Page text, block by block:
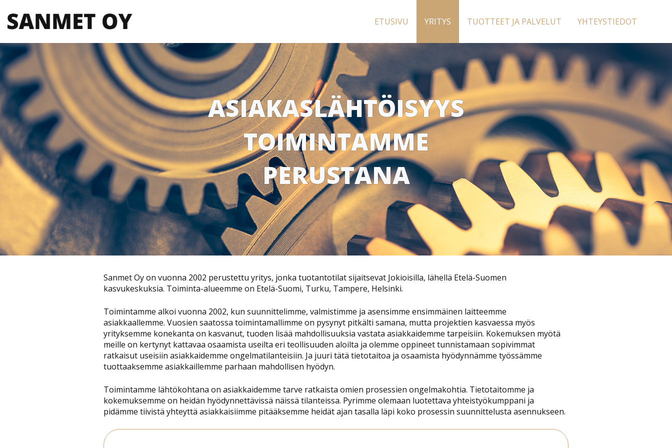
sisältöön
Sanmet
Oy
ETUSIVU YRITYS TUOTTEET JA PALVELUT YHTEYSTIEDOT
ASIAKASLÄHTÖISYYS
TOIMINTAMME
PERUSTANA
Sanmet Oy on vuonna 2002 perustettu yritys, jonka tuotantotilat sijaitsevat Jokioisilla, lähellä Etelä-Suomen
kasvukeskuksia. Toiminta-alueemme on Etelä-Suomi, Turku, Tampere, Helsinki.
Toimintamme alkoi vuonna 2002, kun suunnittelimme, valmistimme ja asensimme ensimmäinen laitteemme
asiakkaallemme. Vuosien saatossa toimintamallimme on pysynyt pitkälti samana, mutta projektien kasvaessa myös
yrityksemme konekanta on kasvanut, tuoden lisää mahdollisuuksia vastata asiakkaidemme tarpeisiin. Kokemuksen myötä
meille on kertynyt kattavaa osaamista useilta eri teollisuuden aloilta ja olemme oppineet tunnistamaan sopivimmat
ratkaisut useisiin asiakkaidemme ongelmatilanteisiin. Ja juuri tätä tietotaitoa ja osaamista hyödynnämme työssämme
tuottaaksemme asiakkaillemme parhaan mahdollisen hyödyn.
Toimintamme lähtökohtana on asiakkaidemme tarve ratkaista omien prosessien ongelmakohtia. Tietotaitomme ja
kokemuksemme on heidän hyödynnettävissä näissä tilanteissa. Pyrimme olemaan luotettava yhteistyökumppani ja
pidämme tiivistä yhteyttä asiakkaisiimme pitääksemme heidät ajan tasalla läpi koko prosessin suunnittelusta asennukseen.